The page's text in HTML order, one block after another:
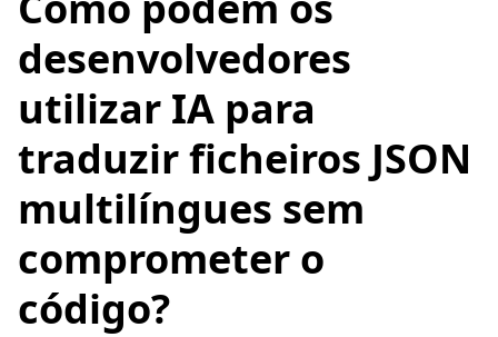
desenvolvedores
utilizar IA para
traduzir ficheiros JSON
multilíngues sem
comprometer o
código?